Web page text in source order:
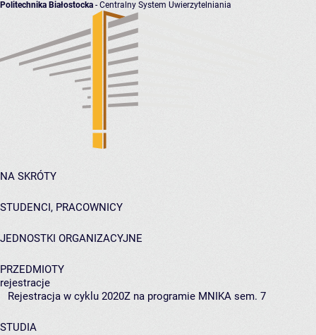
Politechnika Białostocka - Centralny System Uwierzytelniania
NA SKRÓTY
STUDENCI, PRACOWNICY
JEDNOSTKI ORGANIZACYJNE
PRZEDMIOTY
rejestracje
Rejestracja w cyklu 2020Z na programie MNIKA sem. 7
STUDIA